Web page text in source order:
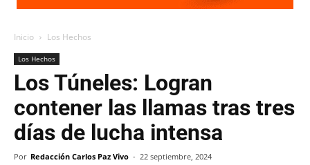
Inicio Los Hechos
Los Hechos
Los Túneles: Logran
contener las llamas tras tres
días de lucha intensa
Por Redacción Carlos Paz Vivo - 22 septiembre, 2024